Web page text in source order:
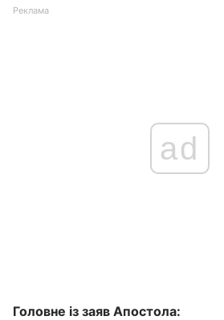
Реклама
ad
Головне із заяв Апостола: